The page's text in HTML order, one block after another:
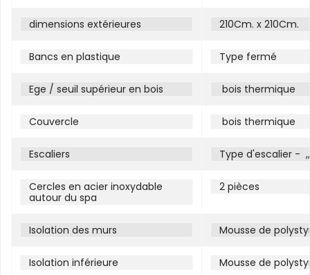
dimensions extérieures 210Cm. x 210Cm.
Bancs en plastique Type fermé
Ege / seuil supérieur en bois bois thermique
Couvercle bois thermique
Escaliers Type d'escalier -
Cercles en acier inoxydable
autour du spa
2 pièces
Isolation des murs Mousse de
Isolation inférieure Mousse de